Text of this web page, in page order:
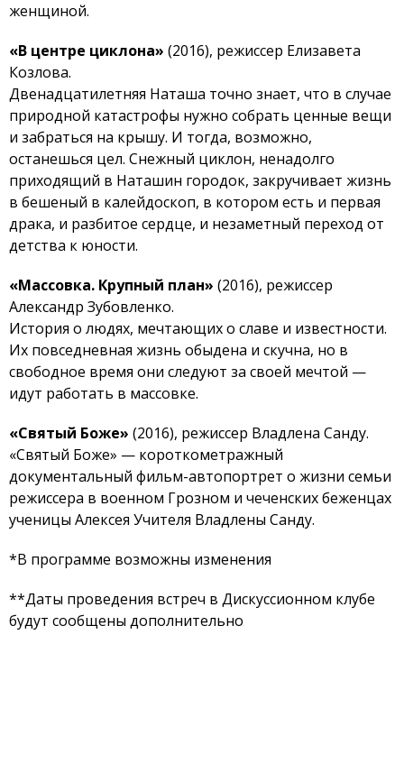
женщиной.
«В центре циклона» (2016), режиссер Елизавета
Козлова.
Двенадцатилетняя Наташа точно знает, что в случае
природной катастрофы нужно собрать ценные вещи
и забраться на крышу. И тогда, возможно,
останешься цел. Снежный циклон, ненадолго
приходящий в Наташин городок, закручивает жизнь
в бешеный в калейдоскоп, в котором есть и первая
драка, и разбитое сердце, и незаметный переход от
детства к юности.
«Массовка. Крупный план» (2016), режиссер
Александр Зубовленко.
История о людях, мечтающих о славе и известности.
Их повседневная жизнь обыдена и скучна, но в
свободное время они следуют за своей мечтой —
идут работать в массовке.
«Святый Боже» (2016), режиссер Владлена Санду.
«Святый Боже» — короткометражный
документальный фильм-автопортрет о жизни семьи
режиссера в военном Грозном и чеченских беженцах
ученицы Алексея Учителя Владлены Санду.
*В программе возможны изменения
**Даты проведения встреч в Дискуссионном клубе
будут сообщены дополнительно